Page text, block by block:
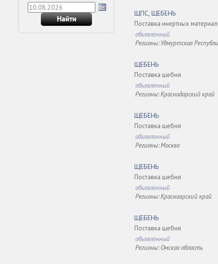
ЩПС, ЩЕБЕНЬ
Поставка инертных
объявленный
Регионы: Удмуртская
ЩЕБЕНЬ
Поставка щебня
объявленный
Регионы: Краснодарский край
ЩЕБЕНЬ
Поставка щебня
объявленный
Регионы: Москва
ЩЕБЕНЬ
Поставка щебня
объявленный
Регионы: Красноярский край
ЩЕБЕНЬ
Поставка щебня
объявленный
Регионы: Омская область